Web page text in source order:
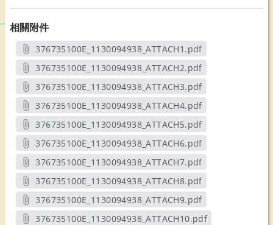
相關附件
376735100E_1130094938_ATTACH1.pdf
另開新視窗
376735100E_1130094938_ATTACH2.pdf
另開新視窗
376735100E_1130094938_ATTACH3.pdf
另開新視窗
376735100E_1130094938_ATTACH4.pdf
另開新視窗
376735100E_1130094938_ATTACH5.pdf
另開新視窗
376735100E_1130094938_ATTACH6.pdf
另開新視窗
376735100E_1130094938_ATTACH7.pdf
另開新視窗
376735100E_1130094938_ATTACH8.pdf
另開新視窗
376735100E_1130094938_ATTACH9.pdf
另開新視窗
376735100E_1130094938_ATTACH10.pdf